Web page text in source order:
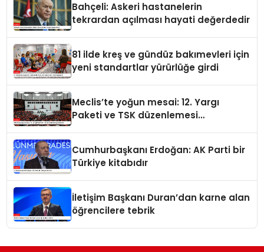
Bahçeli: Askeri hastanelerin
tekrardan açılması hayati değerdedir
81 ilde kreş ve gündüz bakımevleri için
yeni standartlar yürürlüğe girdi
Meclis’te yoğun mesai: 12. Yargı
Paketi ve TSK düzenlemesi
Cumhurbaşkanı Erdoğan: AK Parti bir
Türkiye kitabıdır
İletişim Başkanı Duran’dan karne alan
öğrencilere tebrik